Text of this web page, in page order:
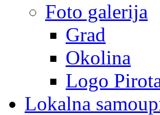
Foto galerija
Grad
Okolina
Logo
Lokalna